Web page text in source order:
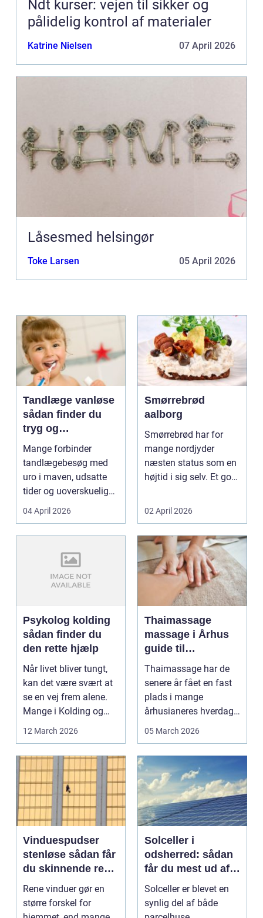
Ndt kurser: vejen til sikker og
pålidelig kontrol af materialer
Katrine Nielsen 07 April 2026
Låsesmed helsingør
Toke Larsen 05 April 2026
Tandlæge vanløse
sådan finder du
tryg og
professionel
tandpleje
Mange forbinder
tandlægebesøg med
uro i maven, udsatte
tider og uoverskuelige
priser. Samtidig ved
04 April 2026
Smørrebrød
aalborg
Smørrebrød har for
mange nordjyder
næsten status som en
højtid i sig selv. Et godt
02 April 2026
Psykolog kolding
sådan finder du
den rette hjælp
Når livet bliver tungt,
kan det være svært at
se en vej frem alene.
Mange i Kolding og
omegn søger p...
12 March 2026
Thaimassage
massage i Århus
guide til
afslapning,
smidighed og
bedre velvære
Thaimassage har de
senere år fået en fast
plads i mange
århusianeres hverdag.
Flere bruger den både
05 March 2026
Vinduespudser
stenløse sådan får
du skinnende rene
ruder året rundt
Rene vinduer gør en
større forskel for
Solceller i
odsherred: sådan
får du mest ud af
solen
Solceller er blevet en
synlig del af både